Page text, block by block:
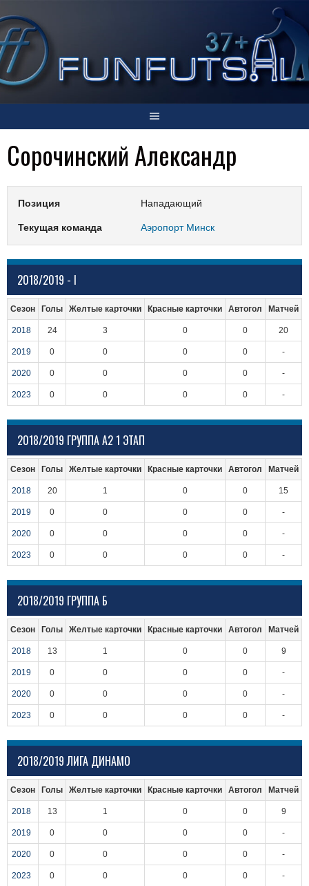
to
content
Сорочинский Александр
Позиция Нападающий
Текущая команда Аэропорт Минск
2018/2019 - I
Сезон Голы Желтые карточки Красные карточки Автогол Матчей
2018 24 3 0 0 20
2019 0 0 0 0 -
2020 0 0 0 0 -
2023 0 0 0 0 -
2018/2019 ГРУППА А2 1 ЭТАП
Сезон Голы Желтые карточки Красные карточки Автогол Матчей
2018 20 1 0 0 15
2019 0 0 0 0 -
2020 0 0 0 0 -
2023 0 0 0 0 -
2018/2019 ГРУППА Б
Сезон Голы Желтые карточки Красные карточки Автогол Матчей
2018 13 1 0 0 9
2019 0 0 0 0 -
2020 0 0 0 0 -
2023 0 0 0 0 -
2018/2019 ЛИГА ДИНАМО
Сезон Голы Желтые карточки Красные карточки Автогол Матчей
2018 13 1 0 0 9
2019 0 0 0 0 -
2020 0 0 0 0 -
2023 0 0 0 0 -